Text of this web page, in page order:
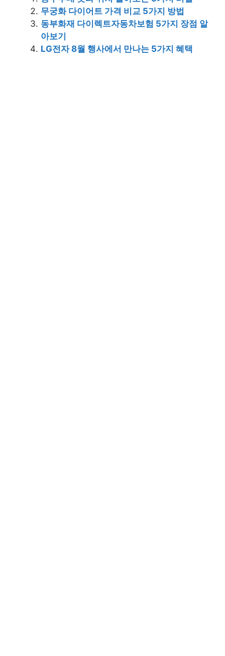
무궁화 다이어트 가격 비교 5가지 방법
동부화재 다이렉트자동차보험 5가지 장점 알
아보기
LG전자 8월 행사에서 만나는 5가지 혜택